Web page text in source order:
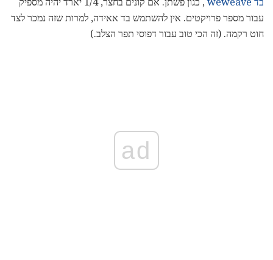
עבור מספר פרויקטים. אין להשתמש בד אאידה, למרות שזה נמכר לצד
חוט רקמה. (זה הכי טוב עבור דפוסי תפר הצלב.)
ad